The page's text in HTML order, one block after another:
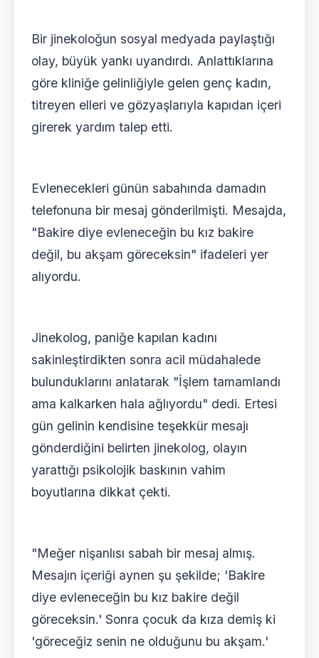
Bir jinekoloğun sosyal medyada paylaştığı
olay, büyük yankı uyandırdı. Anlattıklarına
göre kliniğe gelinliğiyle gelen genç kadın,
titreyen elleri ve gözyaşlarıyla kapıdan içeri
girerek yardım talep etti.
Evlenecekleri günün sabahında damadın
telefonuna bir mesaj gönderilmişti. Mesajda,
"Bakire diye evleneceğin bu kız bakire
değil, bu akşam göreceksin" ifadeleri yer
alıyordu.
Jinekolog, paniğe kapılan kadını
sakinleştirdikten sonra acil müdahalede
bulunduklarını anlatarak "İşlem tamamlandı
ama kalkarken hala ağlıyordu" dedi. Ertesi
gün gelinin kendisine teşekkür mesajı
gönderdiğini belirten jinekolog, olayın
yarattığı psikolojik baskının vahim
boyutlarına dikkat çekti.
"Meğer nişanlısı sabah bir mesaj almış.
Mesajın içeriği aynen şu şekilde; 'Bakire
diye evleneceğin bu kız bakire değil
göreceksin.' Sonra çocuk da kıza demiş ki
'göreceğiz senin ne olduğunu bu akşam.'